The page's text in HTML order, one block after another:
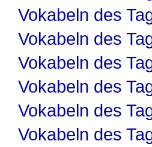
Vokabeln des
Vokabeln des
Vokabeln des
Vokabeln des
Vokabeln des
Vokabeln des